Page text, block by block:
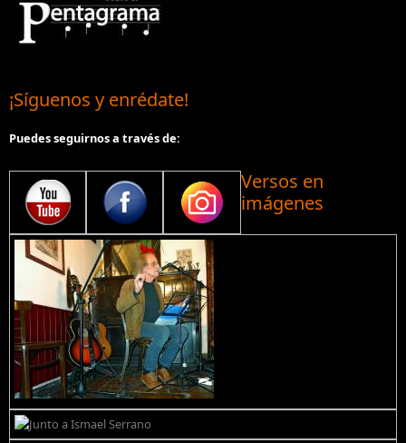
¡Síguenos y enrédate!
Puedes seguirnos a través de:
Versos en
imágenes